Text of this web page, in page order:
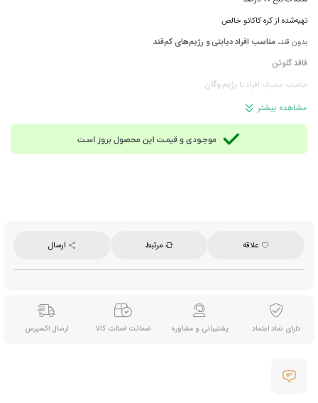
تهیه‌شده از کره کاکائو خالص
بدون قند، مناسب افراد دیابتی و رژیم‌‌های کم‌قند
فاقد گلوتن
مناسب مصرف افراد با رژیم وگان‌
تجربه طعم غلیظ و اصیل کاکائو با بافت ترد شکلات
وزن: ۱۰۰ گرم
محصول اسپانیا
مشاهده بیشتر
علاقه مرتبط ارسال
دارای نماد اعتماد پشتیبانی و مشاوره ضمانت اصالت کالا ارسال اکسپرس